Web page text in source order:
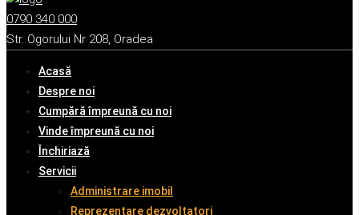
0790 340 000
Str. Ogorului Nr 208, Oradea
Acasă
Despre noi
Cumpără împreună cu noi
Vinde împreună cu noi
Închiriază
Servicii
Administrare imobil
Reprezentare dezvoltatori